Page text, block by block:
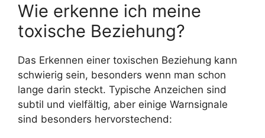
Wie erkenne ich meine
toxische Beziehung?
Das Erkennen einer toxischen Beziehung kann
schwierig sein, besonders wenn man schon
lange darin steckt. Typische Anzeichen sind
subtil und vielfältig, aber einige Warnsignale
sind besonders hervorstechend: